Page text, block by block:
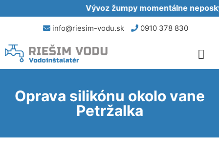
Vývoz žumpy momentálne
info@riesim-vodu.sk 0910 378 830
Oprava silikónu okolo vane
Petržalka